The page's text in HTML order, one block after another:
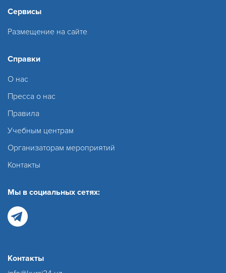
Сервисы
Размещение на сайте
Справки
О нас
Пресса о нас
Правила
Учебным центрам
Организаторам мероприятий
Контакты
Мы в социальных сетях:
Контакты